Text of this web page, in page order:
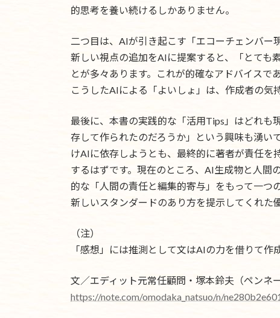
的思考を養い続けるしかありません。
二つ目は、AIが引き起こす「エコーチェンバー
新しい視点の追加をAIに提案すると、「とても
とが多々あります。これが的確なアドバイスで
こうしたAIによる「よいしょ」は、作成者の気
最後に、本書の実践的な「活用Tips」はどれも
存して作られたのだろうか」という興味も湧い
けAIに依存しようとも、最終的に著者が責任
するはずです。現在のところ、AI生成物と人間
的な「人間の責任と編集的寄与」をもって一つ
新しいスタンダードのあり方を提示してくれた
（注）
「感想」には推測として文はAIの力を借りて
文／エディット元常任顧問・塚本鈴夫（ペンネ
https://note.com/omodaka_natsuo/n/